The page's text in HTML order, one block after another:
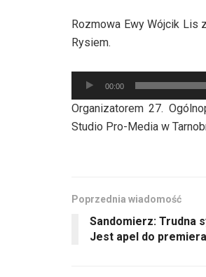
Rozmowa Ewy Wójcik Lis
Rysiem.
Odtwarzacz
plików
dźwiękowych
00:00
Organizatorem 27.
Studio Pro-Media w
Poprzednia wiadomość
Sandomierz: Trudna
Jest apel do